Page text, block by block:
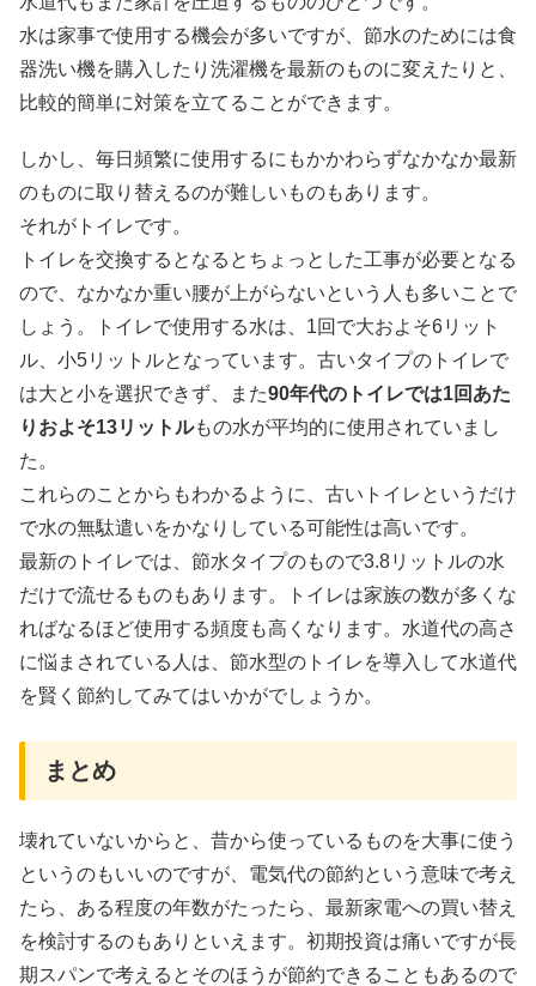
水は家事で使用する機会が多いですが、節水のためには食
器洗い機を購入したり洗濯機を最新のものに変えたりと、
比較的簡単に対策を立てることができます。
しかし、毎日頻繁に使用するにもかかわらずなかなか最新
のものに取り替えるのが難しいものもあります。
それがトイレです。
トイレを交換するとなるとちょっとした工事が必要となる
ので、なかなか重い腰が上がらないという人も多いことで
しょう。トイレで使用する水は、1回で大およそ6リット
ル、小5リットルとなっています。古いタイプのトイレで
は大と小を選択できず、また90年代のトイレでは1回あた
りおよそ13リットルもの水が平均的に使用されていまし
た。
これらのことからもわかるように、古いトイレというだけ
で水の無駄遣いをかなりしている可能性は高いです。
最新のトイレでは、節水タイプのもので3.8リットルの水
だけで流せるものもあります。トイレは家族の数が多くな
ればなるほど使用する頻度も高くなります。水道代の高さ
に悩まされている人は、節水型のトイレを導入して水道代
を賢く節約してみてはいかがでしょうか。
まとめ
壊れていないからと、昔から使っているものを大事に使う
というのもいいのですが、電気代の節約という意味で考え
たら、ある程度の年数がたったら、最新家電への買い替え
を検討するのもありといえます。初期投資は痛いですが長
期スパンで考えるとそのほうが節約できることもあるので